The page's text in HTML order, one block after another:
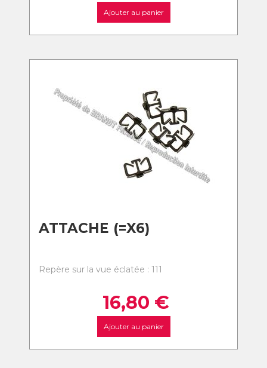
Ajouter au panier
ATTACHE (=X6)
Repère sur la vue éclatée : 111
16,80 €
Ajouter au panier